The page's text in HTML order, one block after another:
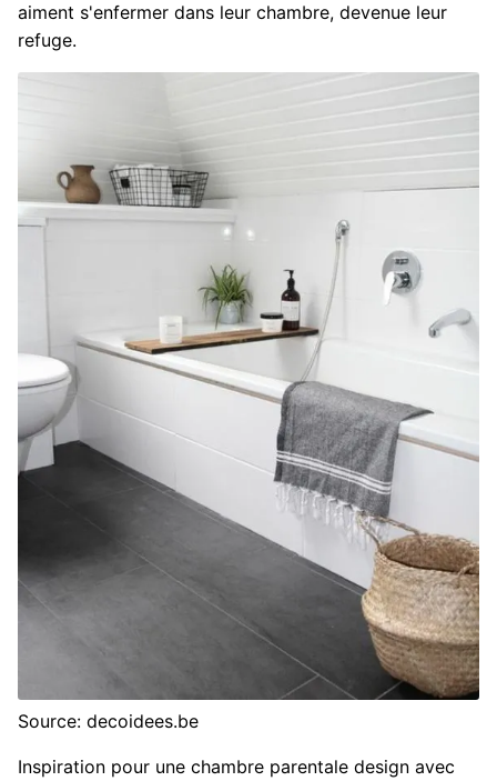
aiment s'enfermer dans leur chambre, devenue leur
refuge.
Source: decoidees.be
Inspiration pour une chambre parentale design avec